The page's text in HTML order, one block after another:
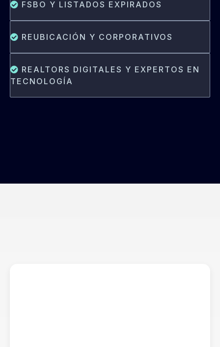
FSBO Y LISTADOS EXPIRADOS
REUBICACIÓN Y CORPORATIVOS
REALTORS DIGITALES Y EXPERTOS EN
TECNOLOGÍA